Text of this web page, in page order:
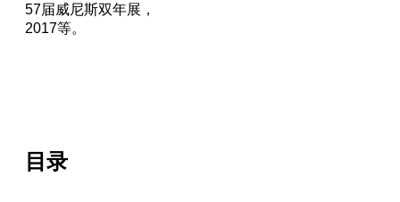
57届威尼斯双年展，
2017等。
目录